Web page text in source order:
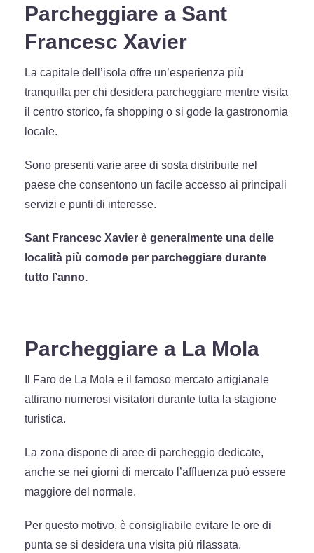
Parcheggiare a Sant
Francesc Xavier
La capitale dell’isola offre un’esperienza più
tranquilla per chi desidera parcheggiare mentre visita
il centro storico, fa shopping o si gode la gastronomia
locale.
Sono presenti varie aree di sosta distribuite nel
paese che consentono un facile accesso ai principali
servizi e punti di interesse.
Sant Francesc Xavier è generalmente una delle
località più comode per parcheggiare durante
tutto l’anno.
Parcheggiare a La Mola
Il Faro de La Mola e il famoso mercato artigianale
attirano numerosi visitatori durante tutta la stagione
turistica.
La zona dispone di aree di parcheggio dedicate,
anche se nei giorni di mercato l’affluenza può essere
maggiore del normale.
Per questo motivo, è consigliabile evitare le ore di
punta se si desidera una visita più rilassata.